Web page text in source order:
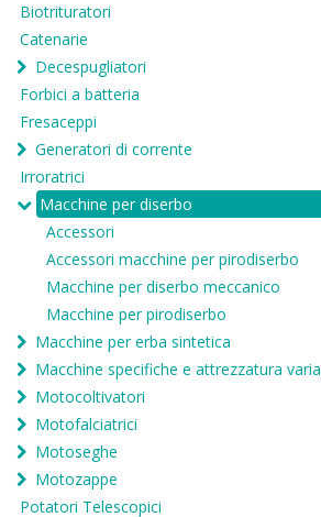
Biotrituratori
Catenarie
Decespugliatori
Forbici a batteria
Fresaceppi
Generatori di corrente
Irroratrici
Macchine per diserbo
Accessori
Accessori macchine per pirodiserbo
Macchine per diserbo meccanico
Macchine per pirodiserbo
Macchine per erba sintetica
Macchine specifiche e attrezzatura varia
Motocoltivatori
Motofalciatrici
Motoseghe
Motozappe
Potatori Telescopici